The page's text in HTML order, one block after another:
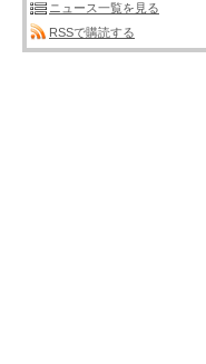
ニュース一覧を見る
RSSで購読する